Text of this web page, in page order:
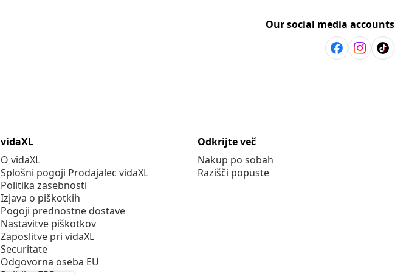
Our social media accounts
vidaXL
O vidaXL
Splošni pogoji Prodajalec vidaXL
Politika zasebnosti
Izjava o piškotkih
Pogoji prednostne dostave
Nastavitve piškotkov
Zaposlitve pri vidaXL
Securitate
Odgovorna oseba EU
Odkrijte več
Nakup po sobah
Razišči popuste